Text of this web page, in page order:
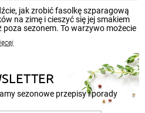
które pozwolą zachować świeżość
jak zrobić fasolkę szparagową
na zimę i cieszyć się jej smakiem
poza sezonem. To warzywo możecie
sezonowe przepisy i porady